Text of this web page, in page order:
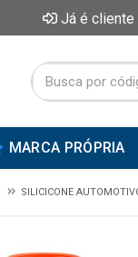
Já é cliente
MARCA PRÓPRIA
SILICICONE